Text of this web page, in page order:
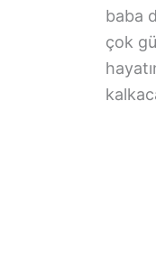
baba
çok